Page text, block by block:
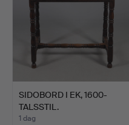
SIDOBORD I EK, 1600-
TALSSTIL.
1 dag